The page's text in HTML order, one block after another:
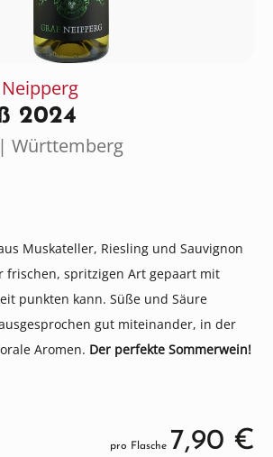
2024
Württemberg
Muskateller, Riesling und Sauvignon
frischen, spritzigen Art gepaart mit
punkten kann. Süße und Säure
gut miteinander, in der
Aromen. Der perfekte Sommerwein!
pro Flasche 7,90 €